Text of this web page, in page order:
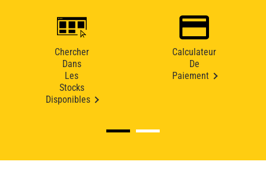
Chercher
Dans
Les
Stocks
Disponibles
Calculateur
De
Paiement